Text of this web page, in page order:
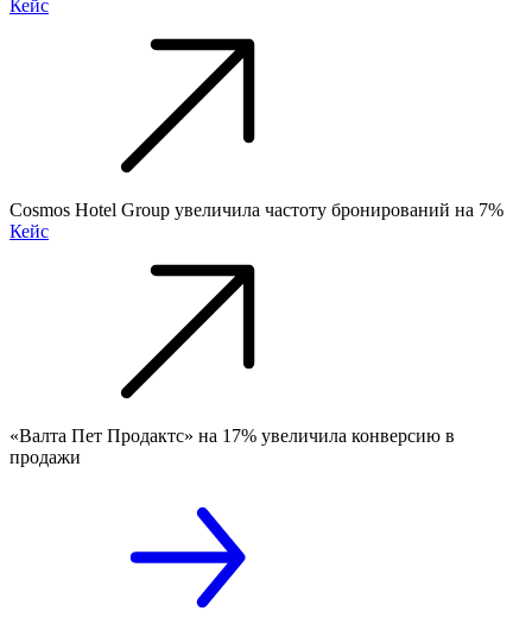
Кейс
Cosmos Hotel Group увеличила частоту бронирований на 7%
Кейс
«Валта Пет Продактс» на 17% увеличила конверсию в
продажи